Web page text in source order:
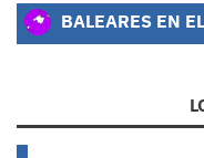
BALEARES EN